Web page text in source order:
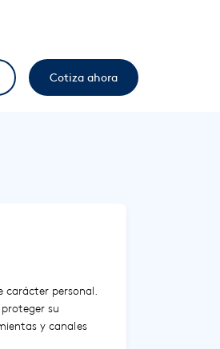
Cotiza ahora
carácter personal.
su
y canales